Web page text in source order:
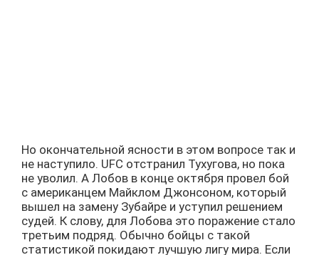
Но окончательной ясности в этом вопросе так и
не наступило. UFC отстранил Тухугова, но пока
не уволил. А Лобов в конце октября провел бой
с американцем Майклом Джонсоном, который
вышел на замену Зубайре и уступил решением
судей. К слову, для Лобова это поражение стало
третьим подряд. Обычно бойцы с такой
статистикой покидают лучшую лигу мира. Если